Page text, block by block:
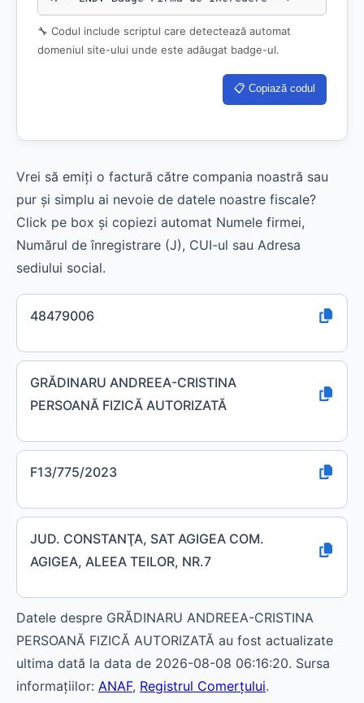
🔧 Codul include scriptul care detectează automat
domeniul site-ului unde este adăugat badge-ul.
📋 Copiază codul
Vrei să emiți o factură către compania noastră sau
pur și simplu ai nevoie de datele noastre fiscale?
Click pe box și copiezi automat Numele firmei,
Numărul de înregistrare (J), CUI-ul sau Adresa
sediului social.
48479006
GRĂDINARU ANDREEA-CRISTINA
PERSOANĂ FIZICĂ AUTORIZATĂ
F13/775/2023
JUD. CONSTANŢA, SAT AGIGEA COM.
AGIGEA, ALEEA TEILOR, NR.7
Datele despre GRĂDINARU ANDREEA-CRISTINA
PERSOANĂ FIZICĂ AUTORIZATĂ au fost actualizate
ultima dată la data de 2026-08-08 06:16:20. Sursa
informațiilor: ANAF, Registrul Comerțului.